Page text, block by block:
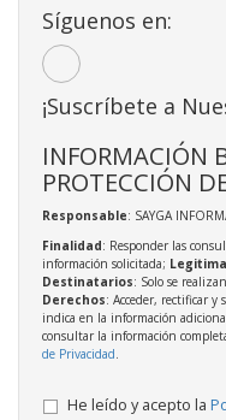
Síguenos en:
¡Suscríbete a
INFORMACIÓN
PROTECCIÓN
Responsable: SAYGA
Finalidad: Responder las
información solicitada;
Destinatarios: Solo se
Derechos: Acceder, rectificar y
indica en la información
consultar la información
de Privacidad.
He leído y acepto la